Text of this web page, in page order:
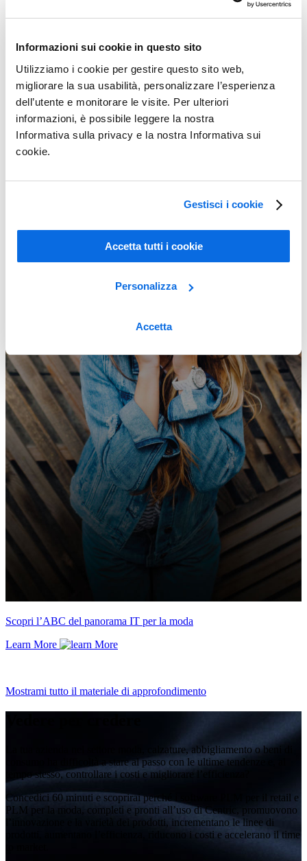
Informazioni sui cookie in questo sito
Utilizziamo i cookie per gestire questo sito web,
migliorare la sua usabilità, personalizzare l’esperienza
dell’utente e monitorare le visite. Per ulteriori
informazioni, è possibile leggere la nostra
Informativa sulla privacy e la nostra Informativa sui
cookie.
Gestisci i cookie
Accetta tutti i cookie
Personalizza
Accetta
ERP vs PLM: quale dei due produce il maggiore impatto?
Scopri l’ABC del panorama IT per la moda
Learn More
Mostrami tutto il materiale di approfondimento
La tua azienda nel settore moda, calzature, abbigliamento o beni di
consumo ha difficoltà a stare al passo con le ultime tendenze e, al
tempo stesso, controllare i costi e migliorare l’efficienza?
Concedici 60 minuti e scoprirai perché i software PLM per il retail e
PLM per la moda, completi e pronti all’uso di Centric, promuovono
l’innovazione e la varietà dei prodotti, incrementano le linee di
prodotti, aumentano l’efficienza, riducono i costi e accelerano il time